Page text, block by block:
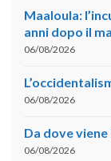
Maaloula:
anni dopo il
06/08/2026
06/08/2026
Da dove
06/08/2026